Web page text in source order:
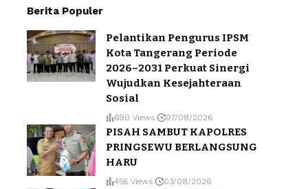
Berita Populer
Pelantikan Pengurus IPSM
Kota Tangerang Periode
2026–2031 Perkuat Sinergi
Wujudkan Kesejahteraan
Sosial
690 Views 07/08/2026
PISAH SAMBUT KAPOLRES
PRINGSEWU BERLANGSUNG
HARU
456 Views 03/08/2026